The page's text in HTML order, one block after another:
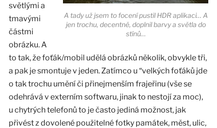
A tady už jsem to focení pustil HDR aplikaci… A
jen trochu, decentně, doplnil barvy a světla do
stínů…
světlými a
tmavými
částmi
obrázku. A
to tak, že foťák/mobil udělá obrázků několik, obvykle tři,
a pak je smontuje v jeden. Zatímco u “velkých foťáků jde
o tak trochu umění či přinejmenším frajeřinu (vše se
odehrává v externím softwaru, jinak to nestojí za moc),
u chytrých telefonů to je často jediná možnost, jak
přivést z dovolené použitelné fotky památek, měst, ulic,